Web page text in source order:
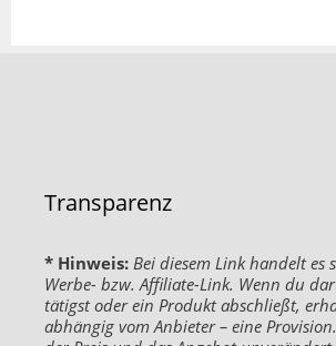
Transparenz
* Hinweis: Bei diesem Link handelt es
Werbe- bzw. Affiliate-Link. Wenn du
tätigst oder ein Produkt abschließt,
abhängig vom Anbieter – eine